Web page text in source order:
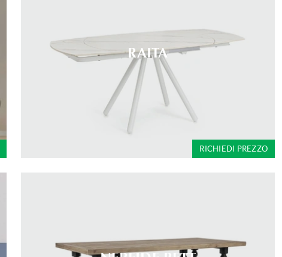
RAITA
RICHIEDI PREZZO